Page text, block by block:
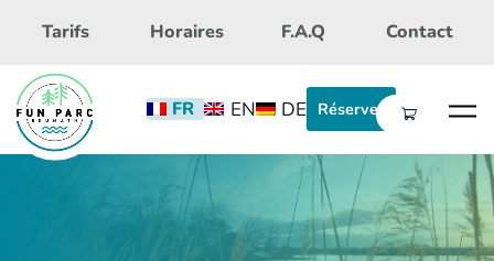
Tarifs Horaires F.A.Q Contact
FR EN DE Réserver